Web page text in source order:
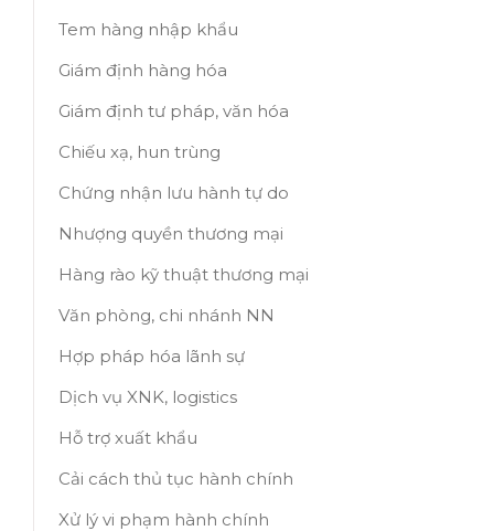
Tem hàng nhập khẩu
Giám định hàng hóa
Giám định tư pháp, văn hóa
Chiếu xạ, hun trùng
Chứng nhận lưu hành tự do
Nhượng quyền thương mại
Hàng rào kỹ thuật thương mại
Văn phòng, chi nhánh NN
Hợp pháp hóa lãnh sự
Dịch vụ XNK, logistics
Hỗ trợ xuất khẩu
Cải cách thủ tục hành chính
Xử lý vi phạm hành chính